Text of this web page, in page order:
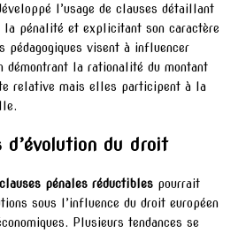
l’usage de clauses détaillant
la pénalité et explicitant son caractère
pédagogiques visent à influencer
démontrant la rationalité du montant
relative mais elles participent à la
d’évolution du droit
clauses pénales réductibles pourrait
sous l’influence du droit européen
Plusieurs tendances se